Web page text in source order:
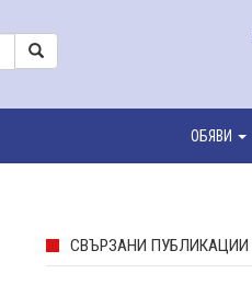
ОБЯВИ
СВЪРЗАНИ ПУБЛИКАЦИИ